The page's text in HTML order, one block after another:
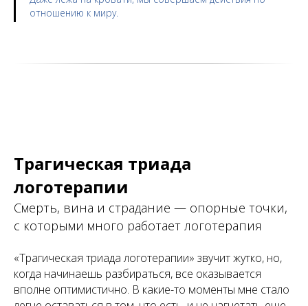
отношению к миру.
Трагическая триада
логотерапии
Смерть, вина и страдание — опорные точки,
с которыми много работает логотерапия
«Трагическая триада логотерапии» звучит жутко, но,
когда начинаешь разбираться, все оказывается
вполне оптимистично. В какие-то моменты мне стало